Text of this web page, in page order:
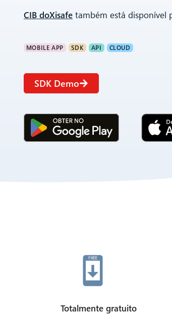
CIB doXisafetambém está disponível
MOBILE APP SDK API CLOUD
SDK Demo
Jetzt bei Google Play
Totalmente gratuito